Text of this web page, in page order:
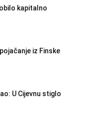
kapitalno
iz Finske
U Cijevnu stiglo